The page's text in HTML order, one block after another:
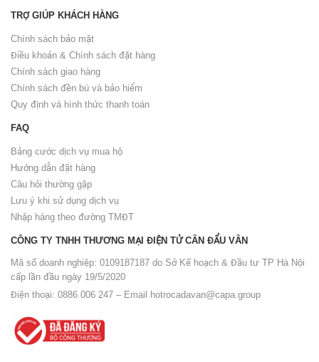
TRỢ GIÚP KHÁCH HÀNG
Chính sách bảo mật
Điều khoản & Chính sách đặt hàng
Chính sách giao hàng
Chính sách đền bù và bảo hiểm
Quy định và hình thức thanh toán
FAQ
Bảng cước dịch vụ mua hộ
Hướng dẫn đặt hàng
Câu hỏi thường gặp
Lưu ý khi sử dụng dịch vụ
Nhập hàng theo đường TMĐT
CÔNG TY TNHH THƯƠNG MẠI ĐIỆN TỬ CÂN ĐẨU VÂN
Mã số doanh nghiệp: 0109187187 do Sở Kế hoạch & Đầu tư TP Hà Nội
cấp lần đầu ngày 19/5/2020
Điện thoại: 0886 006 247 – Email
hotrocadavan@capa.group